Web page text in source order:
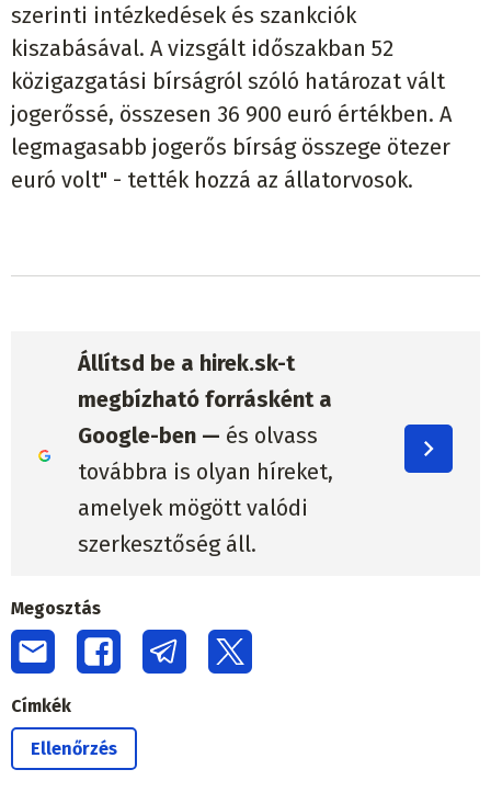
szerinti intézkedések és szankciók
kiszabásával. A vizsgált időszakban 52
közigazgatási bírságról szóló határozat vált
jogerőssé, összesen 36 900 euró értékben. A
legmagasabb jogerős bírság összege ötezer
euró volt" - tették hozzá az állatorvosok.
Állítsd be a hirek.sk-t
megbízható forrásként a
Google-ben — és olvass
továbbra is olyan híreket,
amelyek mögött valódi
szerkesztőség áll.
Megosztás
Címkék
Ellenőrzés